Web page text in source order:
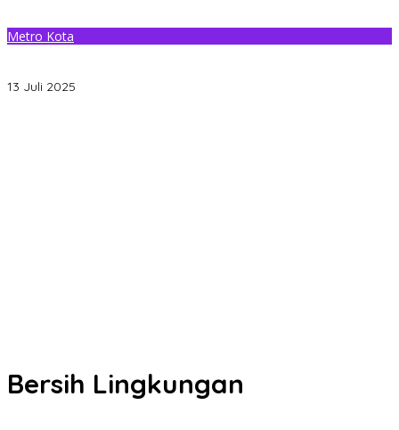
Metro Kota
13 Juli 2025
Bersih Lingkungan